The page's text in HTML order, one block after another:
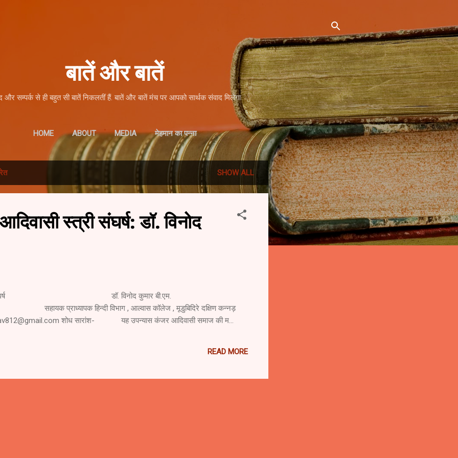
बातें और बातें
और सम्पर्क से ही बहुत सी बातें निकलतीं हैं. बातें और बातें मंच पर आपको सार्थक संवाद मिलेगा
HOME ABOUT MEDIA मेहमान का पन्ना
रेत SHOW ALL
स्त्री संघर्ष: डॉ. विनोद
स्त्री संघर्ष डॉ. विनोद कुमार बी.एम.
विभाग , आल्वास कॉलेज , मूडुबिदिरे दक्षिण कन्नड़
शोध सारांश- यह उपन्यास कंजर आदिवासी समाज की म...
READ MORE